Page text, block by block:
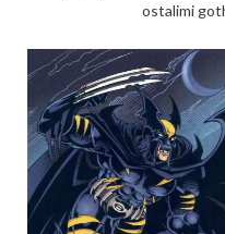
ostalimi